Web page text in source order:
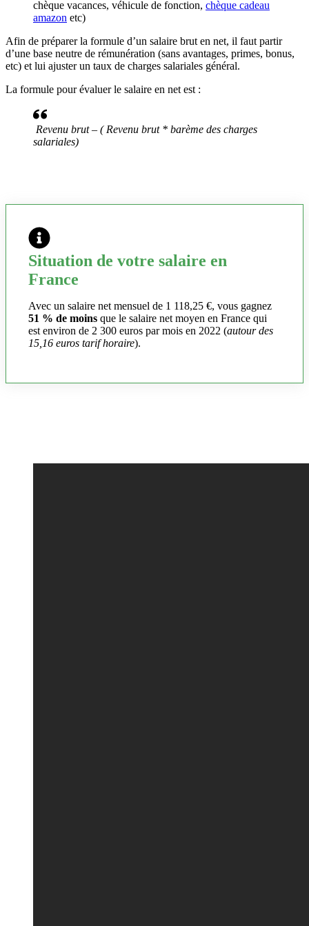
chèque vacances, véhicule de fonction, chèque cadeau
amazon etc)
Afin de préparer la formule d’un salaire brut en net, il faut partir
d’une base neutre de rémunération (sans avantages, primes, bonus,
etc) et lui ajuster un taux de charges salariales général.
La formule pour évaluer le salaire en net est :
Revenu brut – ( Revenu brut * barème des charges
salariales)
Situation de votre salaire en
France
Avec un salaire net mensuel de 1 118,25 €, vous gagnez
51 % de moins que le salaire net moyen en France qui
est environ de 2 300 euros par mois en 2022 (autour des
15,16 euros tarif horaire).